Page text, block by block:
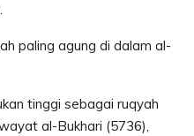
paling agung di dalam al-
tinggi sebagai ruqyah
al-Bukhari (5736),